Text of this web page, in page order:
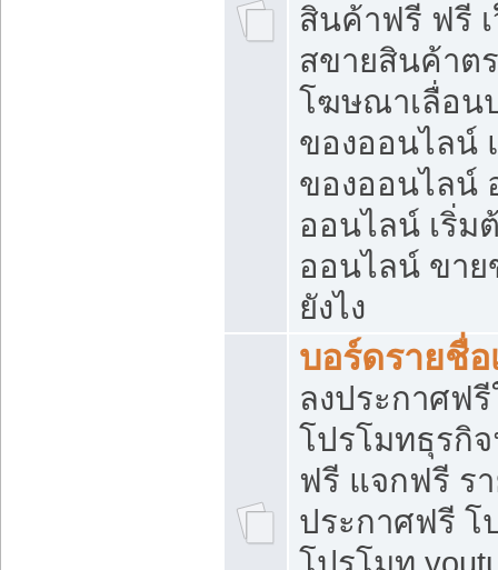
สินค้าฟรี ฟรี
สขายสินค้าต
โฆษณาเลื่อน
ของออนไลน์
ของออนไลน์
ออนไลน์ เริ่ม
ออนไลน์ ขาย
ยังไง
บอร์ดรายชื่อ
ลงประกาศฟรี
โปรโมทธุรกิ
ฟรี แจกฟรี ร
ประกาศฟรี โ